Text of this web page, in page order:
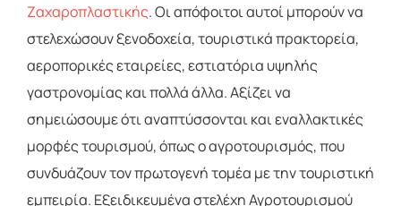
Ζαχαροπλαστικής. Οι απόφοιτοι αυτοί μπορούν να
στελεχώσουν ξενοδοχεία, τουριστικά πρακτορεία,
αεροπορικές εταιρείες, εστιατόρια υψηλής
γαστρονομίας και πολλά άλλα. Αξίζει να
σημειώσουμε ότι αναπτύσσονται και εναλλακτικές
μορφές τουρισμού, όπως ο αγροτουρισμός, που
συνδυάζουν τον πρωτογενή τομέα με την τουριστική
εμπειρία. Εξειδικευμένα στελέχη Αγροτουρισμού